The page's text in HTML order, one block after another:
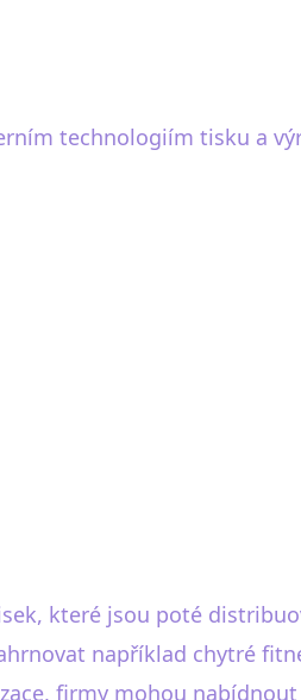
technologiím tisku a
které jsou poté
například chytré
firmy mohou